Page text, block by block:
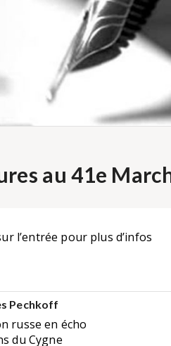
au 41e
l’entrée pour plus d’infos
Pechkoff
russe en écho
du Cygne